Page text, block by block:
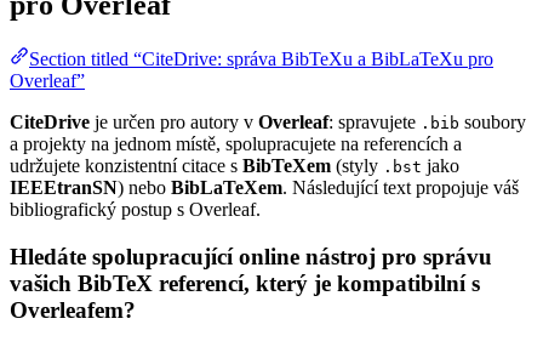
Section titled “CiteDrive: správa BibTeXu a BibLaTeXu pro
Overleaf”
CiteDrive je určen pro autory v Overleaf: spravujete .bib soubory
a projekty na jednom místě, spolupracujete na referencích a
udržujete konzistentní citace s BibTeXem (styly .bst jako
IEEEtranSN) nebo BibLaTeXem. Následující text propojuje váš
bibliografický postup s Overleaf.
Hledáte spolupracující online nástroj pro správu
vašich BibTeX referencí, který je kompatibilní s
Overleafem?